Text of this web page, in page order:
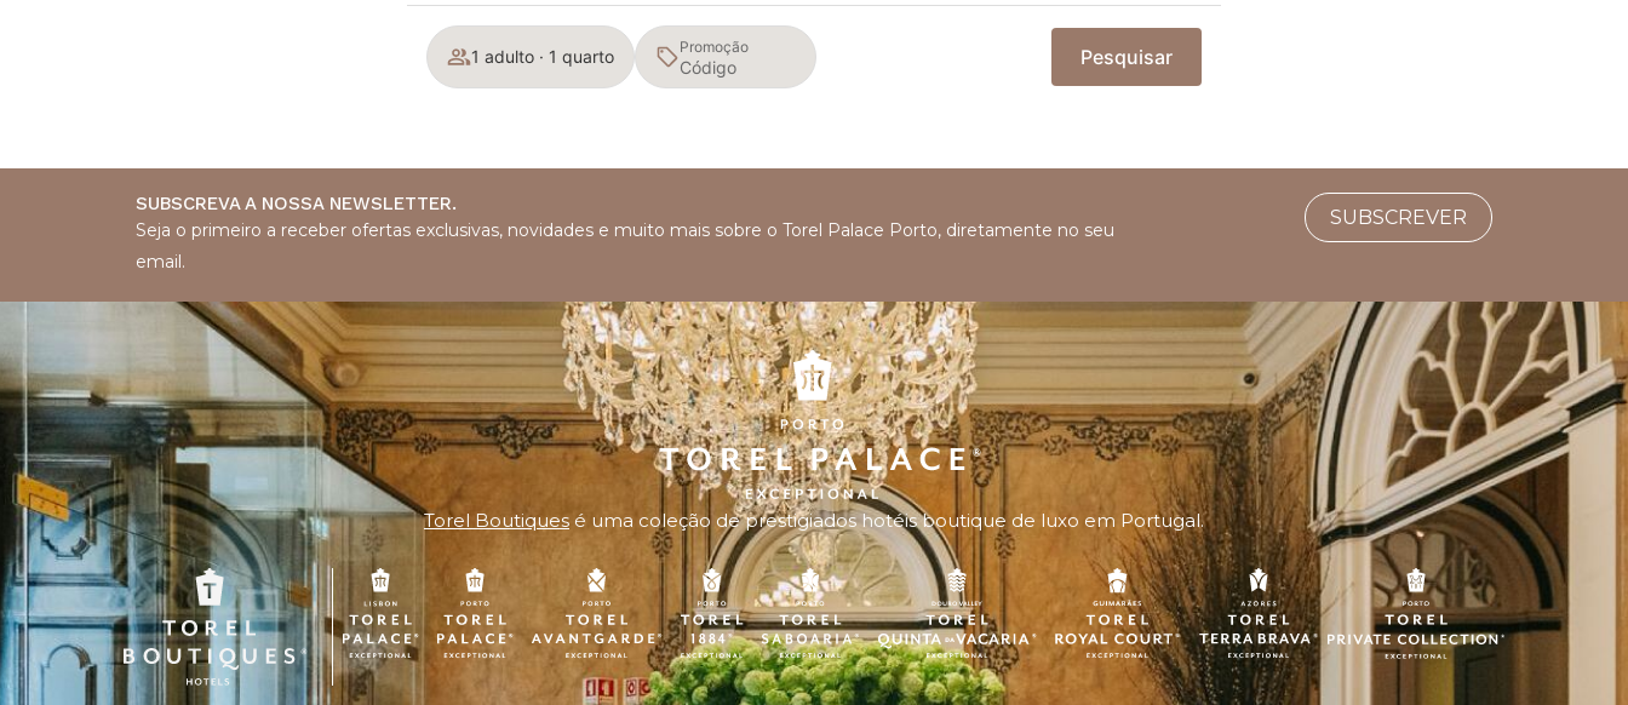
1 adulto · 1 quarto Promoção Pesquisar
SUBSCREVA A NOSSA NEWSLETTER.
Seja o primeiro a receber ofertas exclusivas, novidades e muito mais sobre o Torel Palace Porto, diretamente no seu
email.
SUBSCREVER
Torel Boutiques é uma coleção de prestigiados hotéis boutique de luxo em Portugal.